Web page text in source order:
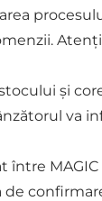
și
va
MAGIC